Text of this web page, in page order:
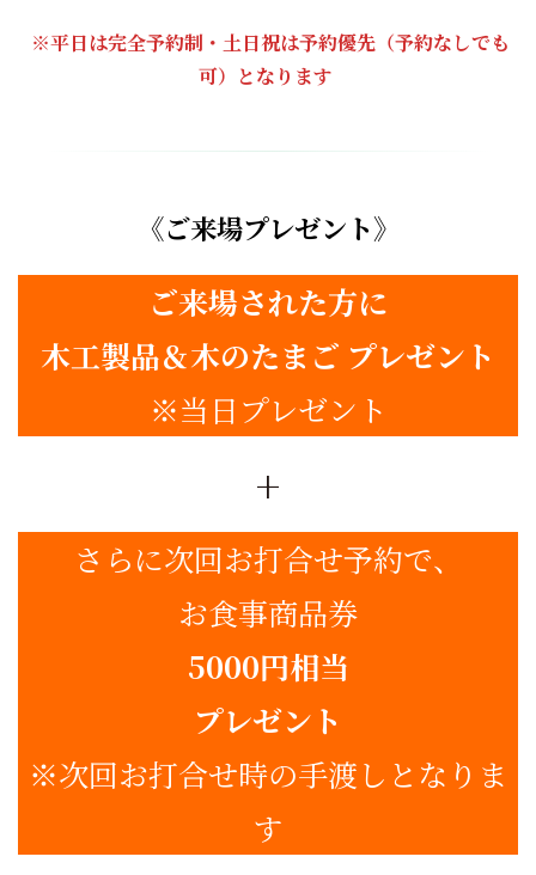
※平日は完全予約制・土日祝は予約優先（予約なしでも
可）となります
《ご来場プレゼント》
ご来場された方に
木工製品＆木のたまご プレゼント
※当日プレゼント
+
さらに次回お打合せ予約で、
お食事商品券
5000円相当
プレゼント
※次回お打合せ時の手渡しとなりま
す